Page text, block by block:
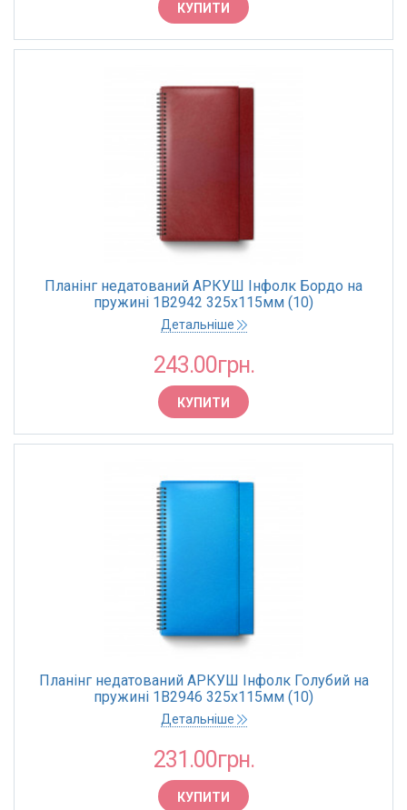
КУПИТИ
Планінг недатований АРКУШ Інфолк Бордо на
пружині 1В2942 325х115мм (10)
Детальніше
243.00грн.
КУПИТИ
Планінг недатований АРКУШ Інфолк Голубий на
пружині 1В2946 325х115мм (10)
Детальніше
231.00грн.
КУПИТИ